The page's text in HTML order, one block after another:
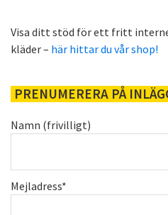
Visa ditt stöd för ett fritt
kläder – här hittar du vår shop!
PRENUMERERA PÅ
Namn (frivilligt)
Mejladress*